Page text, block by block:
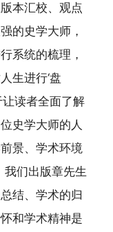
本汇校、观点
的史学大师，
系统的梳理，
生进行‘盘
让读者全面了解
史学大师的人
景、学术环境
我们出版章先生
结、学术的归
和学术精神是